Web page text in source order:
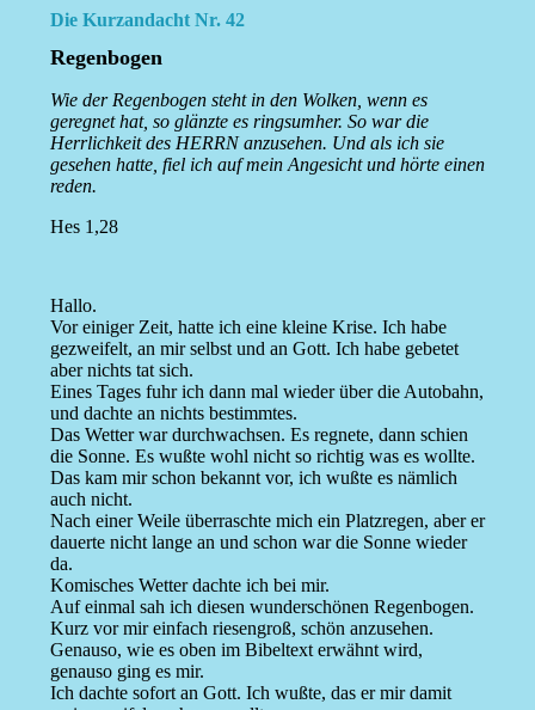
Die Kurzandacht Nr. 42
Regenbogen
Wie der Regenbogen steht in den Wolken, wenn es
geregnet hat, so glänzte es ringsumher. So war die
Herrlichkeit des HERRN anzusehen. Und als ich sie
gesehen hatte, fiel ich auf mein Angesicht und hörte einen
reden.
Hes 1,28
Hallo.
Vor einiger Zeit, hatte ich eine kleine Krise. Ich habe
gezweifelt, an mir selbst und an Gott. Ich habe gebetet
aber nichts tat sich.
Eines Tages fuhr ich dann mal wieder über die Autobahn,
und dachte an nichts bestimmtes.
Das Wetter war durchwachsen. Es regnete, dann schien
die Sonne. Es wußte wohl nicht so richtig was es wollte.
Das kam mir schon bekannt vor, ich wußte es nämlich
auch nicht.
Nach einer Weile überraschte mich ein Platzregen, aber er
dauerte nicht lange an und schon war die Sonne wieder
da.
Komisches Wetter dachte ich bei mir.
Auf einmal sah ich diesen wunderschönen Regenbogen.
Kurz vor mir einfach riesengroß, schön anzusehen.
Genauso, wie es oben im Bibeltext erwähnt wird,
genauso ging es mir.
Ich dachte sofort an Gott. Ich wußte, das er mir damit